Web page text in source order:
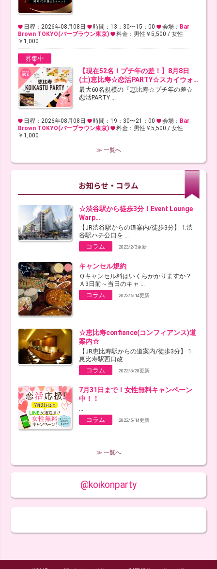
日程：2026年08月08日 時間：13：30〜15：00 会場： Bar
Brown TOKYO(バーブラウン東京)
料金：男性￥5,500 / 女性
￥1,000
募集中
【現在52名！プチ年の差！】8月8日
(土)恵比寿☆恋活PARTY☆スカイウォ…
最大60名規模の『恵比寿☆プチ年の差☆
恋活PARTY ...
日程：2026年08月08日 時間：19：30〜21：00 会場： Bar
Brown TOKYO(バーブラウン東京)
料金：男性￥5,500 / 女性
￥1,000
≫ 一覧へ
☆渋谷駅から徒歩3分！Event Lounge
Warp…
【JR渋谷駅からの道案内/徒歩3分】 1.渋
谷駅ハチ公口を ...
コラム
2023/2/3更新
キャンセル規約
Ｑキャンセル料はいくらかかりますか？
Ａ3日前～当日のキャ ...
コラム
2022/6/14更新
☆恵比寿confiance(コンフィアンス)道
案内☆
【JR恵比寿駅からの道案内/徒歩3分】 1.
恵比寿駅西口改 ...
コラム
2022/5/28更新
7月31日まで！女性無料キャンペーン
中！！
コラム
2022/5/14更新
≫ 一覧へ
@koikonparty